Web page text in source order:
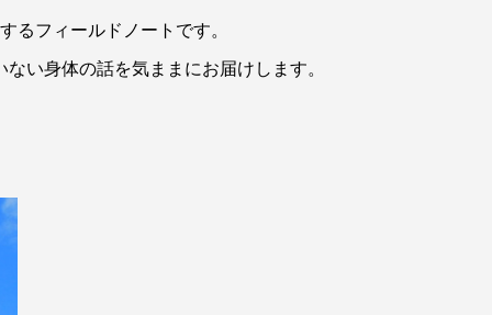
るフィールドノートです。
い身体の話を気ままにお届けします。